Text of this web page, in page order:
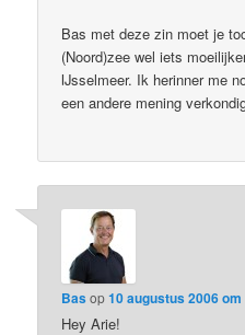
Bas met deze zin moet je
(Noord)zee wel iets
IJsselmeer. Ik herinner me
een andere mening
Basop10 augustus 2006
Hey Arie!